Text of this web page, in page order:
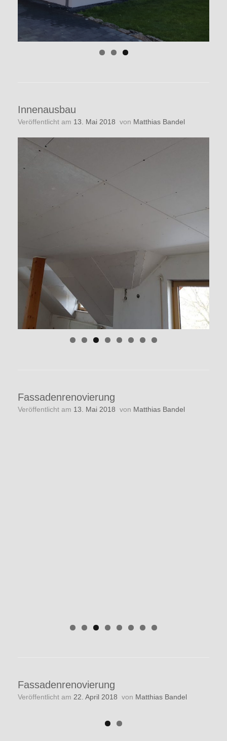
Innenausbau
Veröffentlicht am 13. Mai 2018 von Matthias Bandel
Fassadenrenovierung
Veröffentlicht am 13. Mai 2018 von Matthias Bandel
Fassadenrenovierung
Veröffentlicht am 22. April 2018 von Matthias Bandel